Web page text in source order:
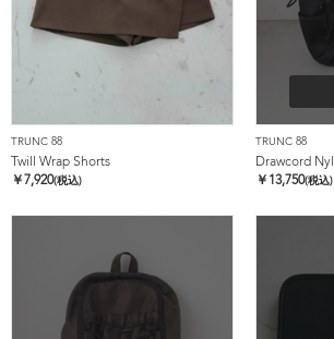
TRUNC 88
Twill Wrap Shorts
￥ 7,920(税込)
TRUNC 88
Drawcord
￥ 13,750(税込)